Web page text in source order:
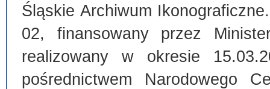
Śląskie Archiwum
02, finansowany przez
realizowany w okresie
pośrednictwem Narodowego